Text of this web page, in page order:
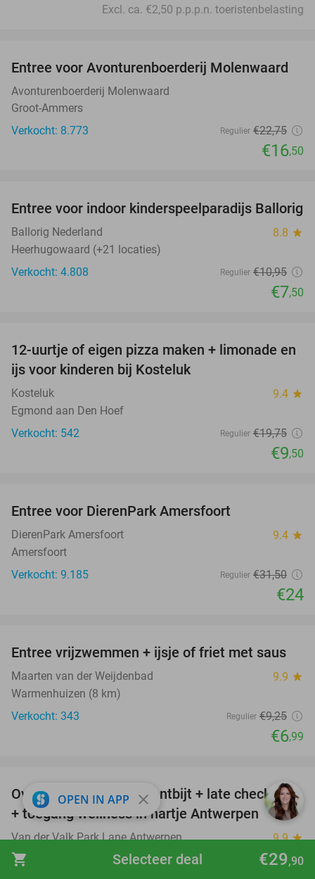
shopping_cart €29,90
Selecteer deal
Excl. ca. €2,50 p.p.p.n. toeristenbelasting
27%
Entree voor Avonturenboerderij Molenwaard
Avonturenboerderij Molenwaard
Groot-Ammers
Verkocht: 8.773
Regulier €22,75
€16,50
32%
Entree voor indoor kinderspeelparadijs Ballorig
Ballorig Nederland 8.8 star
Heerhugowaard (+21 locaties)
Verkocht: 4.808
Regulier €10,95
€7,50
52%
12-uurtje of eigen pizza maken + limonade en
ijs voor kinderen bij Kosteluk
Kosteluk 9.4 star
Egmond aan Den Hoef
Verkocht: 542
Regulier €19,75
€9,50
Entree voor DierenPark Amersfoort
DierenPark Amersfoort 9.4 star
Amersfoort
Verkocht: 9.185
Regulier €31,50
€24
24%
Entree vrijzwemmen + ijsje of friet met saus
Maarten van der Weijdenbad 9.9 star
Warmenhuizen (8 km)
Verkocht: 343
Regulier €9,25
€6,99
59%
Overnachting voor 2 + ontbijt + late check out
+ toegang wellness in hartje Antwerpen
Van der Valk Park Lane Antwerpen 9.9star
Antwerpen
OPEN IN APP close